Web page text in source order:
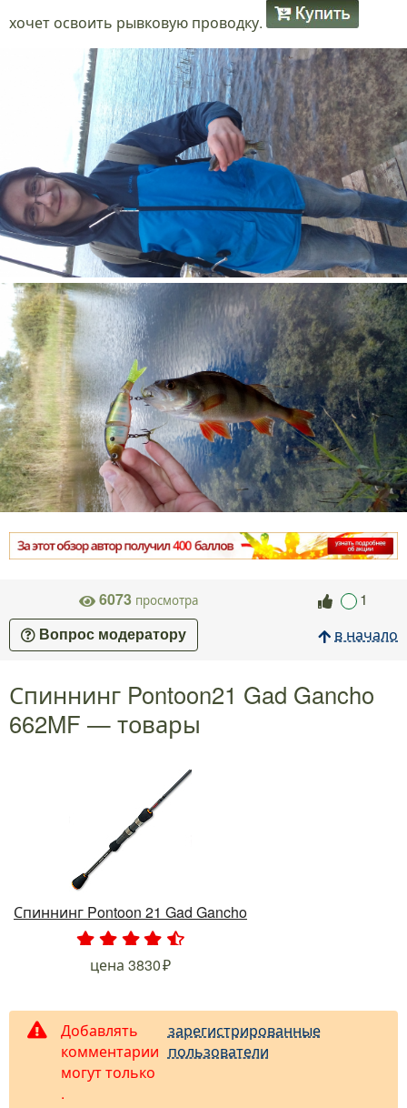
хочет освоить рывковую проводку.
6073 просмотра 1
Вопрос модератору в начало
Спиннинг Pontoon21 Gad Gancho
662MF — товары
Спиннинг Pontoon 21 Gad Gancho
. . .
цена 3830
Добавлять
комментарии
могут только
зарегистрированные
пользователи
.